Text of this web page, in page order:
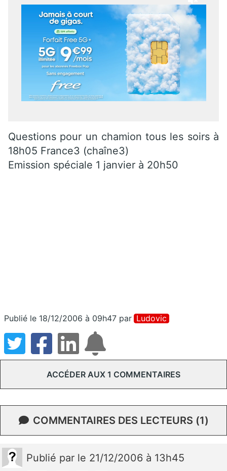
Questions pour un chamion tous les soirs à
18h05 France3 (chaîne3)
Emission spéciale 1 janvier à 20h50
Publié le 18/12/2006 à 09h47 par Ludovic
ACCÉDER AUX 1 COMMENTAIRES
COMMENTAIRES DES LECTEURS (1)
Publié par le 21/12/2006 à 13h45